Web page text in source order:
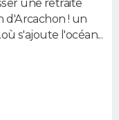
une retraite
d'Arcachon ! un
s'ajoute l'océan...